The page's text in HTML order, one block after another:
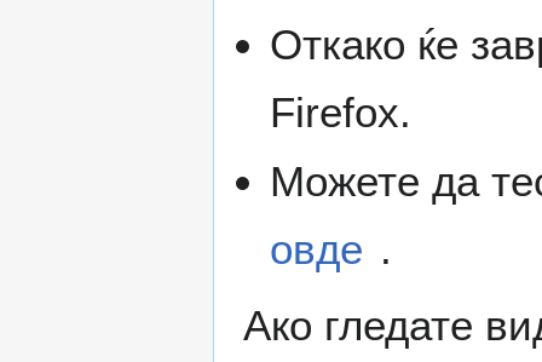
Откако ќе
Firefox.
Можете да
овде .
Ако гледате